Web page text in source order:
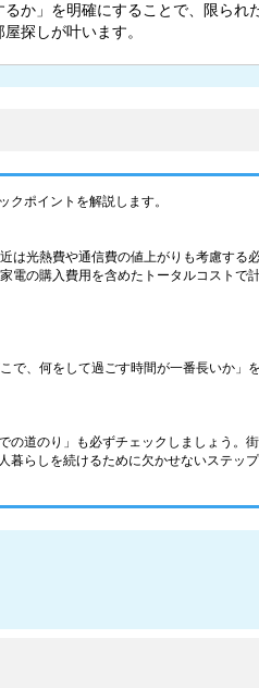
か」を明確にすることで、限られ
探しが叶います。
クポイントを解説します。
は光熱費や通信費の値上がりも考慮する
電の購入費用を含めたトータルコストで
で、何をして過ごす時間が一番長いか」
の道のり」も必ずチェックしましょう。
暮らしを続けるために欠かせないステッ